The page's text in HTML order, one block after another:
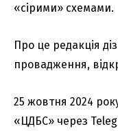
«сірими» схемами.
Про це редакція
провадження,
25 жовтня 2024
«ЦДБС» через